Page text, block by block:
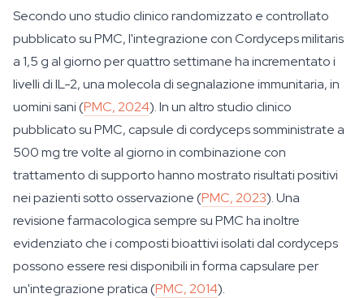
Secondo uno studio clinico randomizzato e controllato
pubblicato su PMC, l'integrazione conCordyceps militaris
a 1,5 g al giorno per quattro settimane ha incrementato i
livelli di IL-2, una molecola di segnalazione immunitaria, in
uomini sani (PMC, 2024). In un altro studio clinico
pubblicato su PMC, capsule di cordyceps somministrate a
500 mg tre volte al giorno in combinazione con
trattamento di supporto hanno mostrato risultati positivi
nei pazienti sotto osservazione (PMC, 2023). Una
revisione farmacologica sempre su PMC ha inoltre
evidenziato che i composti bioattivi isolati dal cordyceps
possono essere resi disponibili in forma capsulare per
un'integrazione pratica (PMC, 2014).